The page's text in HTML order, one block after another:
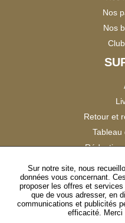
Nos
Nos
Retour et
Tableau
Réduction
Sur notre site, nous
données vous concernant.
proposer les offres et
que de vous adresser, en
communications et publicités
efficacité. Merci